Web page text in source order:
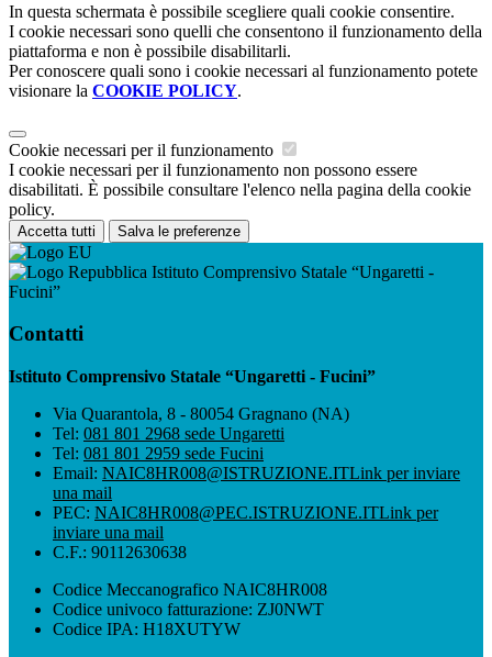
In questa schermata è possibile scegliere quali cookie consentire.
I cookie necessari sono quelli che consentono il funzionamento della
piattaforma e non è possibile disabilitarli.
Per conoscere quali sono i cookie necessari al funzionamento potete
visionare la COOKIE POLICY.
Cookie necessari per il funzionamento
I cookie necessari per il funzionamento non possono essere
disabilitati. È possibile consultare l'elenco nella pagina della cookie
policy.
Accetta tutti Salva le preferenze
Istituto Comprensivo Statale “Ungaretti -
Fucini”
Contatti
Istituto Comprensivo Statale “Ungaretti - Fucini”
Via Quarantola, 8 - 80054 Gragnano (NA)
Tel: 081 801 2968 sede Ungaretti
Tel: 081 801 2959 sede Fucini
Email: NAIC8HR008@ISTRUZIONE.ITLink per inviare
una mail
PEC: NAIC8HR008@PEC.ISTRUZIONE.ITLink per
inviare una mail
C.F.: 90112630638
Codice Meccanografico NAIC8HR008
Codice univoco fatturazione: ZJ0NWT
Codice IPA: H18XUTYW